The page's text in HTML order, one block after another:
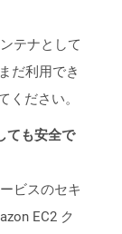
テナとして
だ利用でき
ください。
ても安全で
ビスのセキ
EC2 ク